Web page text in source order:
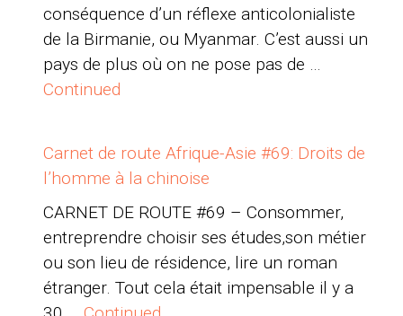
conséquence d’un réflexe anticolonialiste
de la Birmanie, ou Myanmar. C’est aussi un
pays de plus où on ne pose pas de …
Continued
Carnet de route Afrique-Asie #69: Droits de
l’homme à la chinoise
CARNET DE ROUTE #69 – Consommer,
entreprendre choisir ses études,son métier
ou son lieu de résidence, lire un roman
étranger. Tout cela était impensable il y a